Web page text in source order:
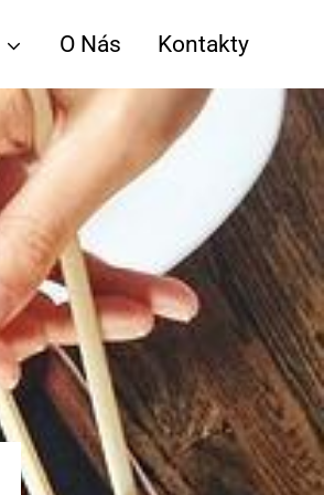
O Nás Kontakty